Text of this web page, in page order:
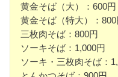
黄金そば（大）：600円
黄金そば（特大）：800
三枚肉そば：800円
ソーキそば：1,000円
ソーキ・三枚肉そば：